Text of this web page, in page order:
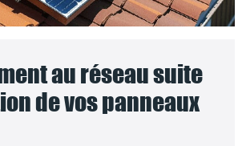
au réseau suite
de vos panneaux